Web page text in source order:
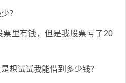
？
里有钱，但是我股票亏了20
想试试我能借到多少钱？